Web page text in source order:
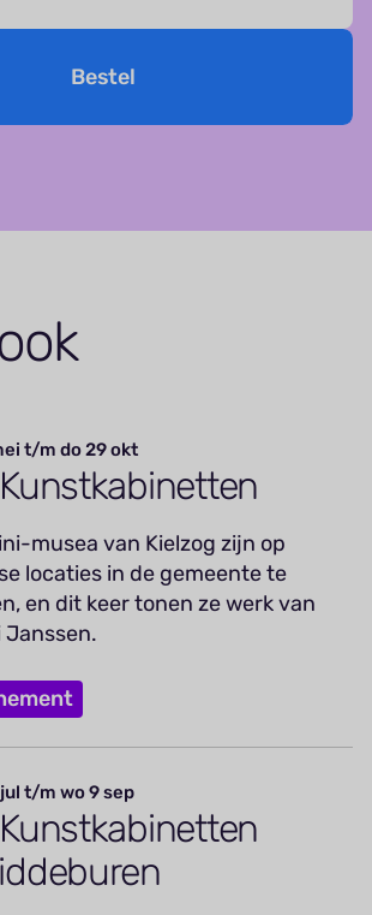
Bestel
t/m do 29 okt
musea van Kielzog zijn op
locaties in de gemeente te
en dit keer tonen ze werk van
Janssen.
t/m wo 9 sep